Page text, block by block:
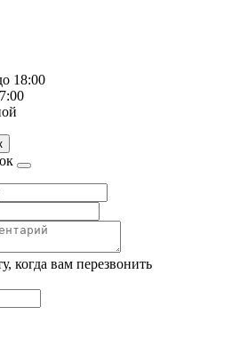
18:00
когда вам перезвонить